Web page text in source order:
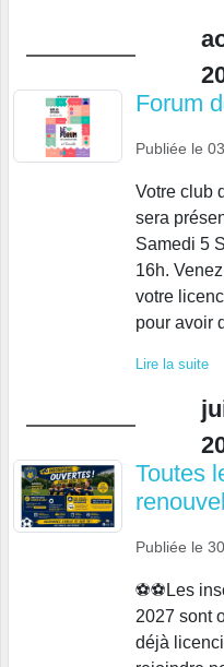
Forum
Publiée le
Votre club
sera
Samedi 5
16h.
votre
pour avoir
Lire la suite
Toutes
Publiée le
⚽⚽Les
2027 sont
déjà